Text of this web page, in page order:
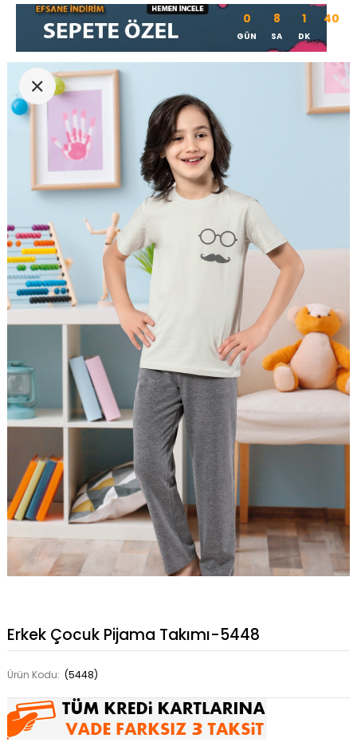
0
GÜN
8
SA
1
DK
39
Erkek Çocuk Pijama Takımı-5448
Ürün Kodu: (5448)